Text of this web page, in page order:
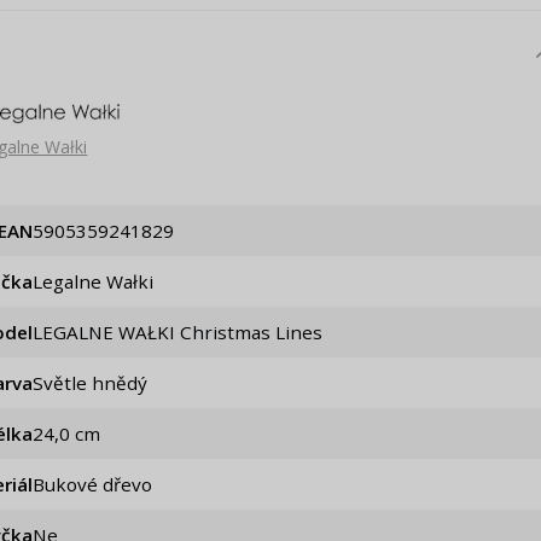
Wałki
5905359241829
Legalne Wałki
LEGALNE WAŁKI Christmas Lines
Světle hnědý
24,0 cm
Bukové dřevo
Ne